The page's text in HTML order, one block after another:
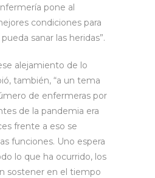
pone al
condiciones para
sanar las heridas”.
alejamiento de lo
también, “a un tema
de enfermeras por
de la pandemia era
frente a eso se
funciones. Uno espera
lo que ha ocurrido, los
sostener en el tiempo